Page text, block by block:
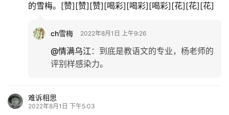
的雪梅。[赞][赞][赞][喝彩][喝彩][喝彩][花][花][花]
ch雪梅 2022年8月1日 上午9:26
@情满乌江 ： 到底是教语文的专业，杨老师的
评别样感染力。
难诉相思
2022年8月1日 下午5:03